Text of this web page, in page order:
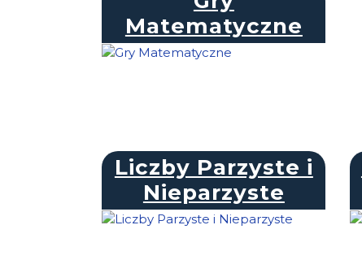
Matematyczne
Liczby Parzyste i
Nieparzyste